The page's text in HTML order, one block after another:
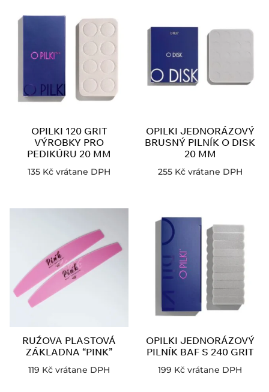
OPILKI 120 GRIT
VÝROBKY PRO
PEDIKÚRU 20 MM
135 Kč vrátane DPH
OPILKI JEDNORÁZOVÝ
BRUSNÝ PILNÍK O DISK
20 MM
255 Kč vrátane DPH
RUŹOVA PLASTOVÁ
ZÁKLADNA “PINK”
119 Kč vrátane DPH
OPILKI JEDNORÁZOVÝ
PILNÍK BAF S 240 GRIT
199 Kč vrátane DPH